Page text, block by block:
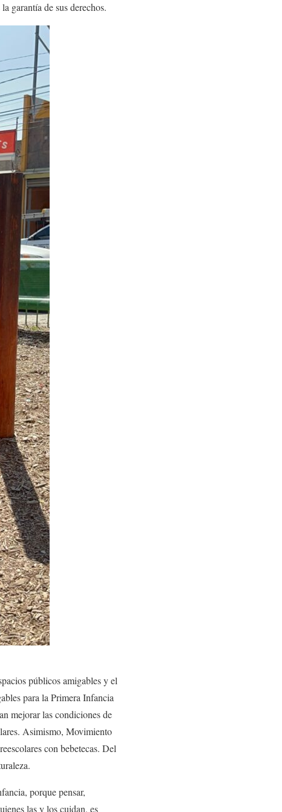
garantía de sus derechos.
públicos amigables y el
para la Primera Infancia
mejorar las condiciones de
Asimismo, Movimiento
con bebetecas. Del
porque pensar,
las y los cuidan, es